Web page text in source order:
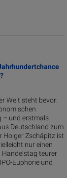
Welt steht bevor:
– und erstmals
Deutschland zum
Holger Zschäpitz ist
nur einen
Handelstag teurer
Euphorie und